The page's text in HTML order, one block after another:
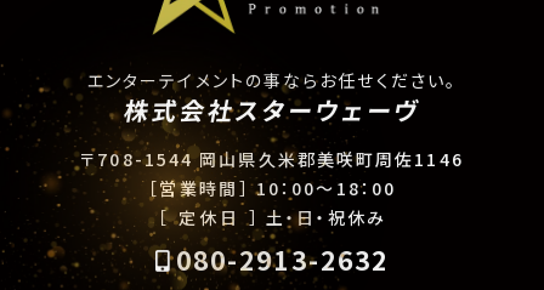
エンターテイメントの事ならお任せください。
株式会社スターウェーヴ
〒708-1544 岡山県久米郡美咲町周佐1146
［営業時間］ 10：00〜18：00
［ 定休日 ］ 土・日・祝休み
080-2913-2632